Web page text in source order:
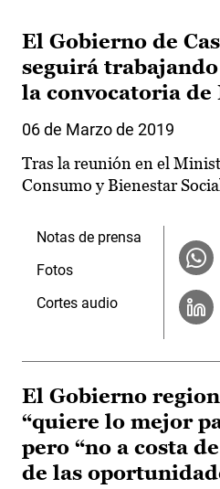
El Gobierno de
seguirá
la convocatoria de
06 de Marzo de 2019
Tras la reunión en el
Consumo y Bienestar
Notas de prensa
Fotos
Cortes audio
El Gobierno
“quiere lo mejor
pero “no a costa
de las